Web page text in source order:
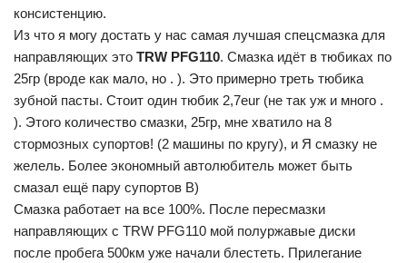
консистенцию.
Из что я могу достать у нас самая лучшая спецсмазка для
направляющих это TRW PFG110. Смазка идёт в тюбиках по
25гр (вроде как мало, но . ). Это примерно треть тюбика
зубной пасты. Стоит один тюбик 2,7eur (не так уж и много .
). Этого количество смазки, 25гр, мне хватило на 8
стормозных супортов! (2 машины по кругу), и Я смазку не
желель. Более экономный автолюбитель может быть
смазал ещё пару супортов B)
Смазка работает на все 100%. После пересмазки
направляющих с TRW PFG110 мой полуржавые диски
после пробега 500км уже начали блестеть. Прилегание